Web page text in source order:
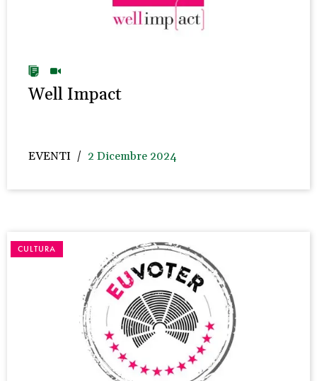
Well Impact
EVENTI 2 Dicembre 2024
CULTURA